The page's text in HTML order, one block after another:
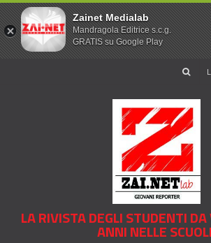
LA RIVISTA DEGLI STUDENTI
ANNI NELLE
Zainet Medialab
Mandragola Editrice s.c.g.
GRATIS su Google Play